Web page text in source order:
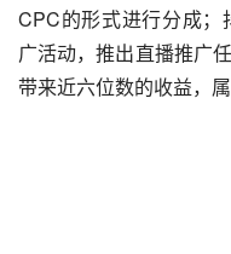
CPC的形式进行分成；
广活动，推出直播推广
带来近六位数的收益，